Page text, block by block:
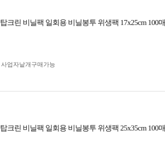
탑크린 비닐팩 일회용 비닐봉투 위생팩 17x25cm 100매
사업자 낱개구매가능
탑크린 비닐팩 일회용 비닐봉투 위생팩 25x35cm 100매